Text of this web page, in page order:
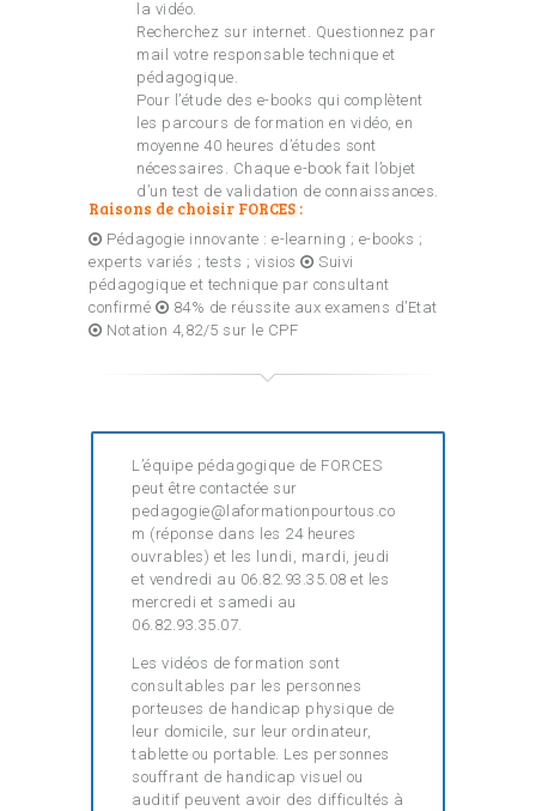
la vidéo.
Recherchez sur internet. Questionnez par
mail votre responsable technique et
pédagogique.
Pour l’étude des e-books qui complètent
les parcours de formation en vidéo, en
moyenne 40 heures d’études sont
nécessaires. Chaque e-book fait l’objet
d’un test de validation de connaissances.
Raisons de choisir FORCES :
Pédagogie innovante : e-learning ; e-books ;
experts variés ; tests ; visios
Suivi
pédagogique et technique par consultant
confirmé
84% de réussite aux examens d’Etat
Notation 4,82/5 sur le CPF
L’équipe pédagogique de FORCES
peut être contactée sur
pedagogie@laformationpourtous.co
m (réponse dans les 24 heures
ouvrables) et les lundi, mardi, jeudi
et vendredi au 06.82.93.35.08 et les
mercredi et samedi au
06.82.93.35.07.
Les vidéos de formation sont
consultables par les personnes
porteuses de handicap physique de
leur domicile, sur leur ordinateur,
tablette ou portable. Les personnes
souffrant de handicap visuel ou
auditif peuvent avoir des difficultés à